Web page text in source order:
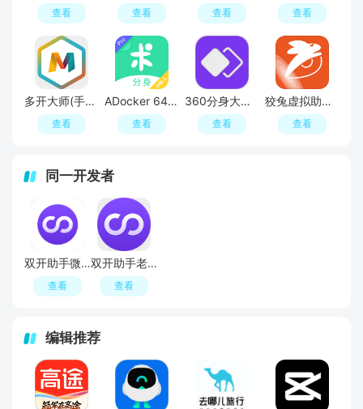
查看 查看 查看 查看
多开大师(手机应用无限分身中文版)
查看
ADocker 64Bit Support(oppo安卓应用多开64位版最新版)
查看
360分身大师32位版本安装包
查看
狡兔虚拟助手免费最新2024
查看
同一开发者
双开助手微分身版官方正版最新版
查看
双开助手老版本安装包apk(双开助手去广告版)
查看
编辑推荐